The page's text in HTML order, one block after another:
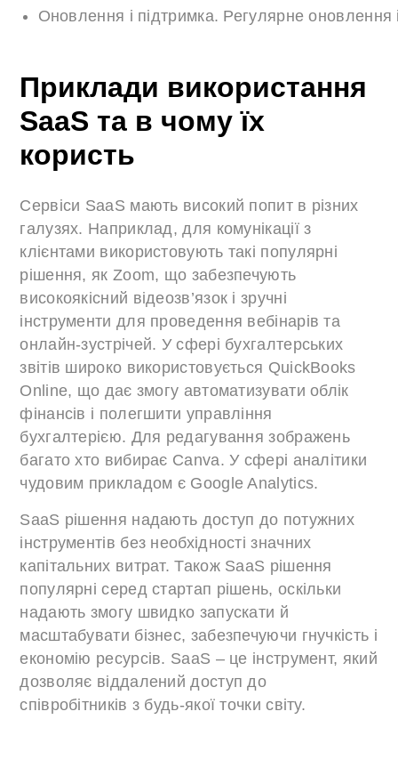
Оновлення і підтримка. Регулярне оновлення
Приклади використання
SaaS та в чому їх
користь
Сервіси SaaS мають високий попит в різних
галузях. Наприклад, для комунікації з
клієнтами використовують такі популярні
рішення, як Zoom, що забезпечують
високоякісний відеозв’язок і зручні
інструменти для проведення вебінарів та
онлайн-зустрічей. У сфері бухгалтерських
звітів широко використовується QuickBooks
Online, що дає змогу автоматизувати облік
фінансів і полегшити управління
бухгалтерією. Для редагування зображень
багато хто вибирає Canva. У сфері аналітики
чудовим прикладом є Google Analytics.
SaaS рішення надають доступ до потужних
інструментів без необхідності значних
капітальних витрат. Також SaaS рішення
популярні серед стартап рішень, оскільки
надають змогу швидко запускати й
масштабувати бізнес, забезпечуючи гнучкість і
економію ресурсів. SaaS – це інструмент, який
дозволяє віддалений доступ до
співробітників з будь-якої точки світу.